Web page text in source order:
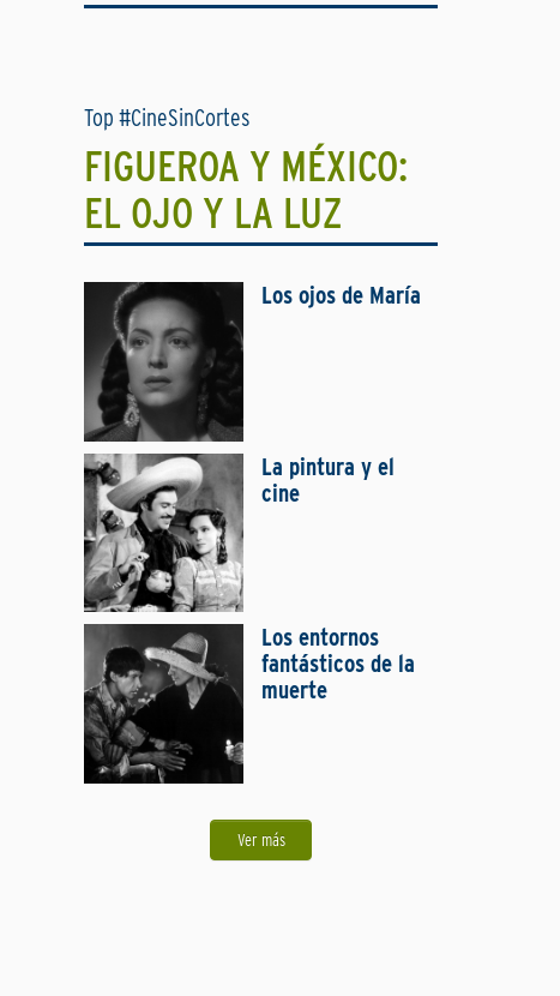
Top #CineSinCortes
FIGUEROA Y MÉXICO:
EL OJO Y LA LUZ
Los ojos de María
La pintura y el
cine
Los entornos
fantásticos de la
muerte
Ver más